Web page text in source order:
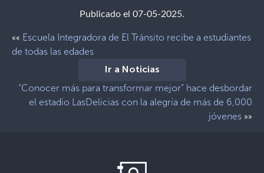
Publicado el 07-05-2025.
«« Escuela Integradora de El Tránsito recibe a estudiantes
de todas las edades
Ir a Noticias
“Conocer más para transformar mejor” hace desbordar
el estadio LasDelicias con la alegría de más de 6,000
jóvenes »»